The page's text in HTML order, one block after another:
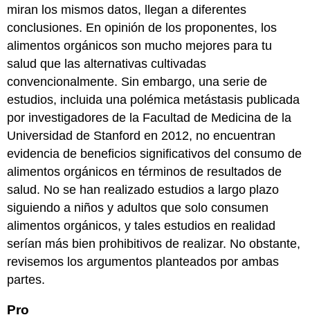
miran los mismos datos, llegan a diferentes
conclusiones. En opinión de los proponentes, los
alimentos orgánicos son mucho mejores para tu
salud que las alternativas cultivadas
convencionalmente. Sin embargo, una serie de
estudios, incluida una polémica metástasis publicada
por investigadores de la Facultad de Medicina de la
Universidad de Stanford en 2012, no encuentran
evidencia de beneficios significativos del consumo de
alimentos orgánicos en términos de resultados de
salud. No se han realizado estudios a largo plazo
siguiendo a niños y adultos que solo consumen
alimentos orgánicos, y tales estudios en realidad
serían más bien prohibitivos de realizar. No obstante,
revisemos los argumentos planteados por ambas
partes.
Pro